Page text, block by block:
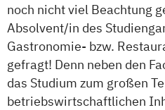
noch nicht viel Beachtung
Absolvent/in des
Gastronomie- bzw.
gefragt! Denn neben den
das Studium zum großen
betriebswirtschaftlichen